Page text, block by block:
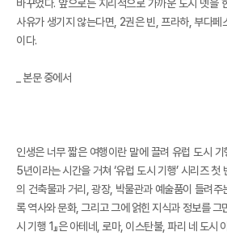
바꾸었다. 앞으로는 지리적으로 가까운 도시 넷을
사유가 생기지 않는다면, 2권은 빈, 프라하, 부다페
이다.
_ 본문 중에서
인생은 너무 짧은 여행이란 말에 끌려 유럽 도시
5년이라는 시간을 거쳐 ‘유럽 도시 기행’ 시리즈 첫
의 건축물과 거리, 광장, 박물관과 예술품이 들려주
록 역사와 문화, 그리고 그에 얽힌 지식과 정보를 그
시 기행 1』은 아테네, 로마, 이스탄불, 파리 네 도시